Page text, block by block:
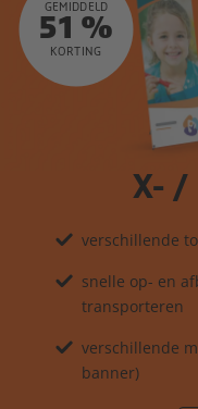
GEMIDDELD
51 %
KORTING
X- /
verschillende
snelle op- en
transporteren
verschillende
banner)